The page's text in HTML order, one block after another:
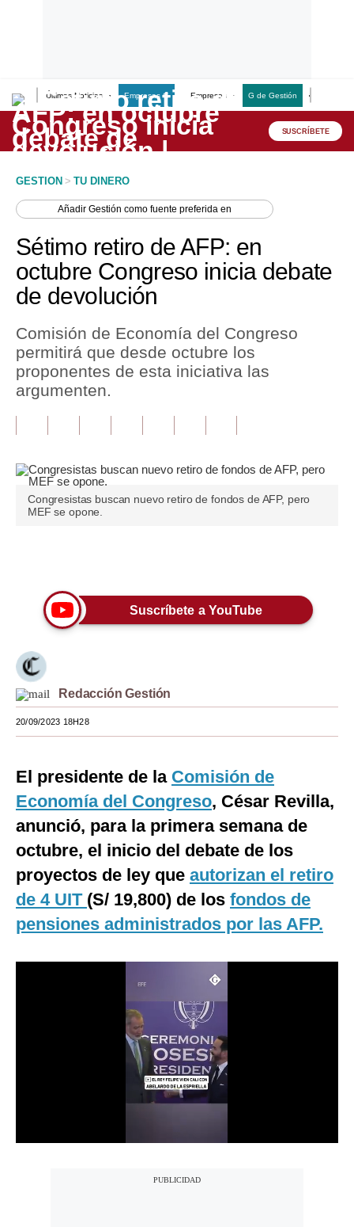
Últimas Noticias Empresas G Empresas G de Gestión
Lo último
Peru Quiosco
Economía
Mercados
Política
Tu Dinero
Finanzas Personales
Plus G
Opinión
Blogs
Lujo
Viajes
Mundo
EEUU
México
España
Internacional
Gestión TV
SUSCRÍBETE
GESTION > TU DINERO
AñadirGestión como fuente preferida en
Sétimo retiro de AFP: en
octubre Congreso inicia debate
de devolución
Comisión de Economía del Congreso
permitirá que desde octubre los
proponentes de esta iniciativa las
argumenten.
Congresistas buscan nuevo retiro de fondos de AFP, pero
MEF se opone.
Suscríbete a YouTube
Redacción Gestión
20/09/2023 18H28
El presidente de la Comisión de
Economía del Congreso, César Revilla,
anunció, para la primera semana de
octubre, el inicio del debate de los
proyectos de ley que autorizan el retiro
de 4 UIT (S/ 19,800) de los fondos de
pensiones administrados por las AFP.